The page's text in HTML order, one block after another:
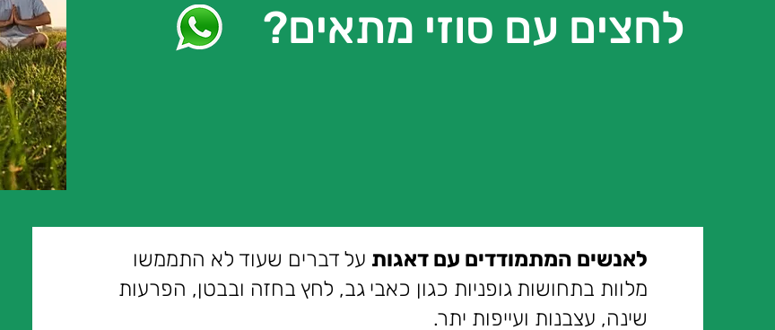
לחצים עם סוזי מתאים?
לאנשים המתמודדים עם דאגות על דברים שעוד לא התממשו
מלוות בתחושות גופניות כגון כאבי גב, לחץ בחזה ובבטן, הפרעות
שינה, עצבנות ועייפות יתר.